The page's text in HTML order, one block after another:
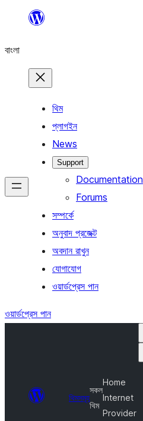
যান
বাংলা
থিম
প্লাগইন
News
Support
Documentation
Forums
সম্পর্কে
অনুবাদ প্রজেক্ট
অবদান রাখুন
যোগাযোগ
ওয়ার্ডপ্রেস পান
ওয়ার্ডপ্রেস পান
থিমসমূহ
সকল
থিম
Home
Internet
Provider